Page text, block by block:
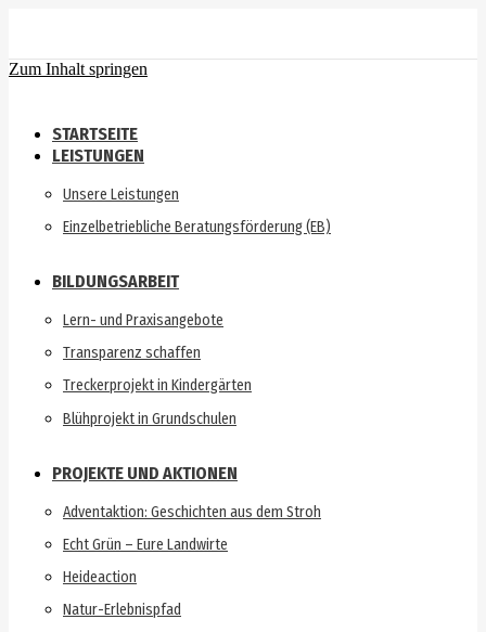
Zum Inhalt springen
STARTSEITE
LEISTUNGEN
Unsere Leistungen
Einzelbetriebliche Beratungsförderung (EB)
BILDUNGSARBEIT
Lern- und Praxisangebote
Transparenz schaffen
Treckerprojekt in Kindergärten
Blühprojekt in Grundschulen
PROJEKTE UND AKTIONEN
Adventaktion: Geschichten aus dem Stroh
Echt Grün – Eure Landwirte
Heideaction
Natur-Erlebnispfad